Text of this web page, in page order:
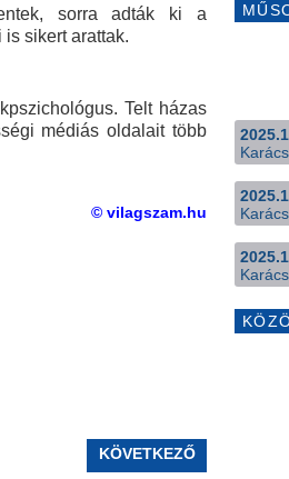
sorra adták ki a
sikert arattak.
Telt házas
médiás oldalait több
© vilagszam.hu
KÖVETKEZŐ